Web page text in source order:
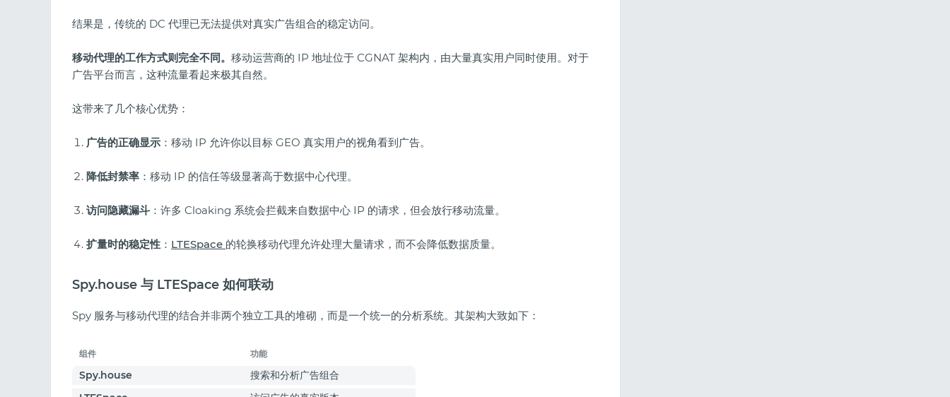
结果是，传统的 DC 代理已无法提供对真实广告组合的稳定访问。
移动代理的工作方式则完全不同。 移动运营商的 IP 地址位于 CGNAT 架构内，由大量真实用户同时使用。对于
广告平台而言，这种流量看起来极其自然。
这带来了几个核心优势：
广告的正确显示 ：移动 IP 允许你以目标 GEO 真实用户的视角看到广告。
降低封禁率 ：移动 IP 的信任等级显著高于数据中心代理。
访问隐藏漏斗 ：许多 Cloaking 系统会拦截来自数据中心 IP 的请求，但会放行移动流量。
扩量时的稳定性 ： LTESpace 的轮换移动代理允许处理大量请求，而不会降低数据质量。
Spy.house 与 LTESpace 如何联动
Spy 服务与移动代理的结合并非两个独立工具的堆砌，而是一个统一的分析系统。其架构大致如下：
组件 功能
Spy.house
搜索和分析广告组合